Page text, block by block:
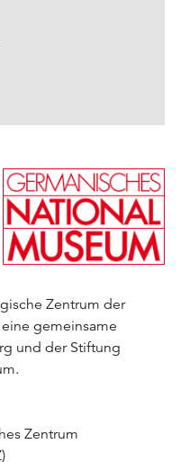
Zentrum der
gemeinsame
und der Stiftung
Zentrum